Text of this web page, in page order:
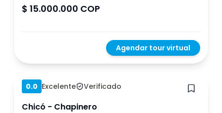
$ 15.000.000 COP
Agendar tour virtual
Hace 1 año
0.0 Excelente Verificado
Chicó - Chapinero